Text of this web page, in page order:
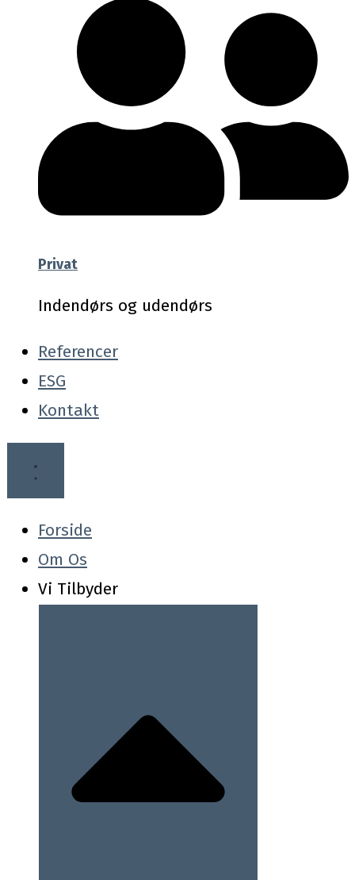
Privat
Indendørs og udendørs
Referencer
ESG
Kontakt
Forside
Om Os
Vi Tilbyder